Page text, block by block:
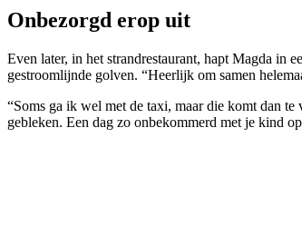
Onbezorgd erop uit
Even later, in het strandrestaurant, hapt Magda in
gestroomlijnde golven. “Heerlijk om samen
“Soms ga ik wel met de taxi, maar die komt dan
gebleken. Een dag zo onbekommerd met je kind